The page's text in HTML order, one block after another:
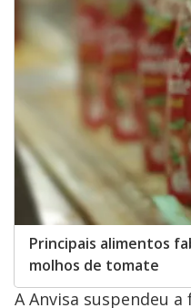
Principais alimentos
molhos de tomate
A Anvisa suspendeu a